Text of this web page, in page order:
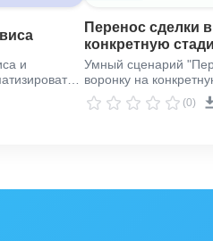
и
нашего
Перенос сделки
конкретную
сценарий
Умный сценарий
воронку на
быстро перенести
на нужную стадию в
(0)